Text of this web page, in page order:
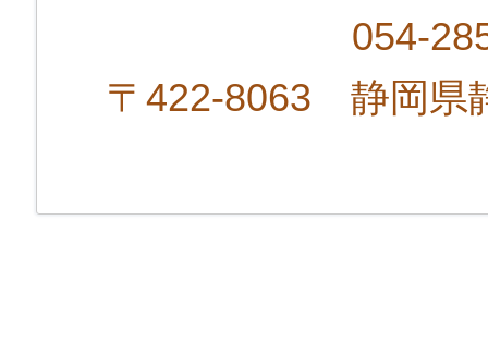
054-
〒422-8063 静岡県